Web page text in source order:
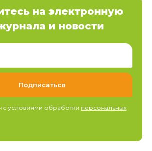
на электронную
и новости
c условиями обработки персональных